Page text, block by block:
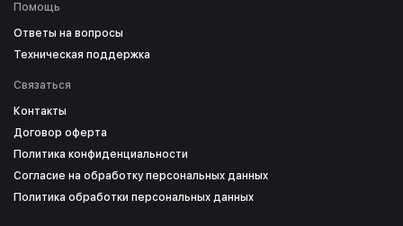
Помощь
Ответы на вопросы
Техническая поддержка
Связаться
Контакты
Договор оферта
Политика конфиденциальности
Согласие на обработку персональных данных
Политика обработки персональных данных